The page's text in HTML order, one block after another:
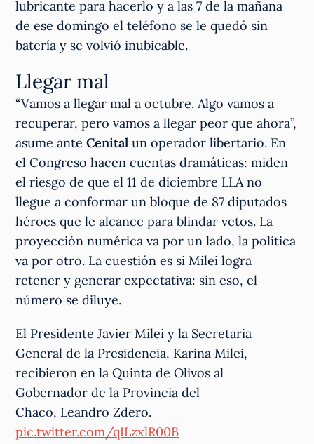
lubricante para hacerlo y a las 7 de la mañana
de ese domingo el teléfono se le quedó sin
batería y se volvió inubicable.
Llegar mal
“Vamos a llegar mal a octubre. Algo vamos a
recuperar, pero vamos a llegar peor que ahora”,
asume anteCenital un operador libertario. En
el Congreso hacen cuentas dramáticas: miden
el riesgo de que el 11 de diciembre LLA no
llegue a conformar un bloque de 87 diputados
héroes que le alcance para blindar vetos. La
proyección numérica va por un lado, la política
va por otro. La cuestión es si Milei logra
retener y generar expectativa: sin eso, el
número se diluye.
El Presidente Javier Milei y la Secretaria
General de la Presidencia, Karina Milei,
recibieron en la Quinta de Olivos al
Gobernador de la Provincia del
Chaco, Leandro Zdero.
pic.twitter.com/qILzxlR00B